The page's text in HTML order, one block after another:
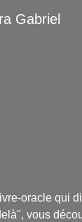
Gabriel
oracle qui
vous